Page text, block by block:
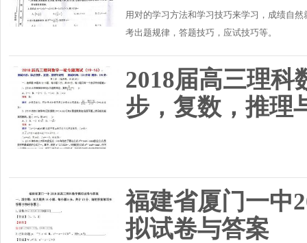
用对的学习方法和学习技巧来学习，成绩自
考出题规律，答题技巧，应试技巧等。
2018届高三理科
步，复数，推理
福建省厦门一中
拟试卷与答案